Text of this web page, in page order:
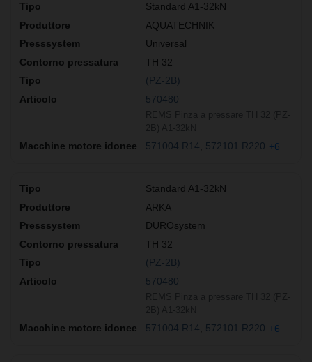
Standard A1-32kN
AQUATECHNIK
Universal
TH 32
(PZ-2B)
570480
571004 R14 572101 R220 +6
Standard A1-32kN
ARKA
DUROsystem
TH 32
(PZ-2B)
570480
571004 R14 572101 R220 +6